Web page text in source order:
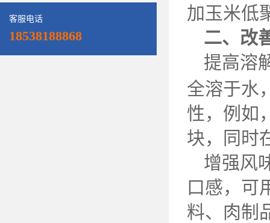
客服电话
18538188868
加玉米低
二、改
提高溶
全溶于水
性，例如
块，同时
增强风
口感，可
料、肉制